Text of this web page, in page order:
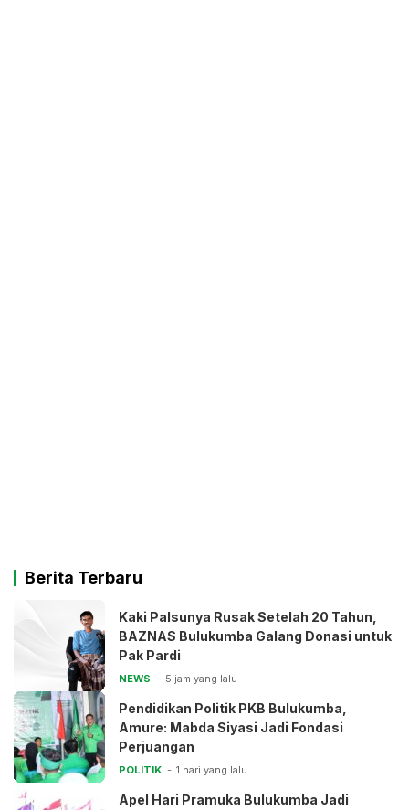
Berita Terbaru
Kaki Palsunya Rusak Setelah 20 Tahun,
BAZNAS Bulukumba Galang Donasi untuk
Pak Pardi
NEWS 5 jam yang lalu
Pendidikan Politik PKB Bulukumba,
Amure: Mabda Siyasi Jadi Fondasi
Perjuangan
POLITIK 1 hari yang lalu
Apel Hari Pramuka Bulukumba Jadi